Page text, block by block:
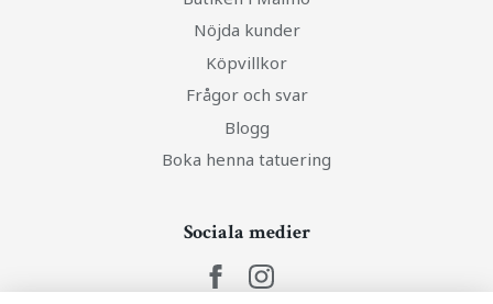
Nöjda kunder
Köpvillkor
Frågor och svar
Blogg
Boka henna tatuering
Sociala medier